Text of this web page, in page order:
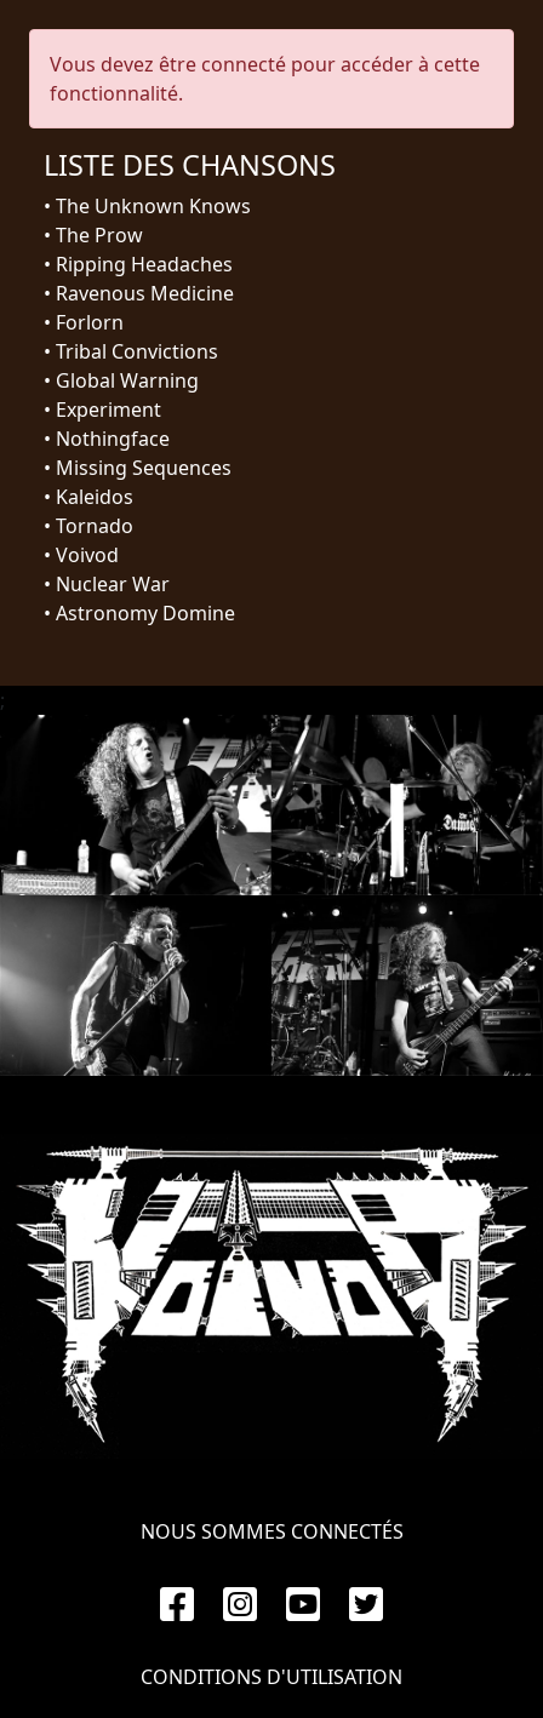
CONFIDENTIALITÉ
RETOURS
CREDITS
CHOISIR
UN
THÈME
SYMPHONIQUE
MORGOTH
TALES
ANACHRONISM
LOST
MACHINE
NOTHINGFACE
DIMENSION
HATROSS
KILLING
TECHNOLOGY
LANGUE
•
ENGLISH
•
FRANÇAIS
Vous devez être connecté pour accéder à cette
fonctionnalité.
LISTE DES CHANSONS
• The Unknown Knows
• The Prow
• Ripping Headaches
• Ravenous Medicine
• Forlorn
• Tribal Convictions
• Global Warning
• Experiment
• Nothingface
• Missing Sequences
• Kaleidos
• Tornado
• Voivod
• Nuclear War
• Astronomy Domine
;
NOUS SOMMES CONNECTÉS
CONDITIONS D'UTILISATION